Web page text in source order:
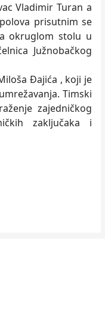
Vladimir Turan a
prisutnim se
okruglom stolu u
Južnobačkog
Đajića , koji je
Timski
zajedničkog
zaključaka i